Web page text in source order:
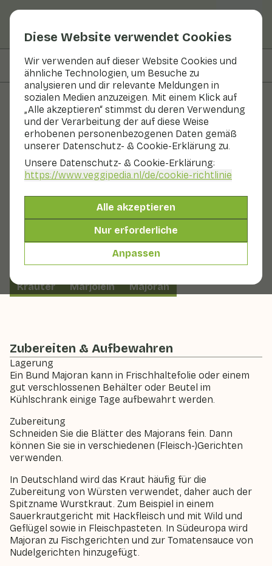
Diese Website verwendet Cookies
Wir verwenden auf dieser Website Cookies und
ähnliche Technologien, um Besuche zu
analysieren und dir relevante Meldungen in
sozialen Medien anzuzeigen. Mit einem Klick auf
„Alle akzeptieren“ stimmst du deren Verwendung
und der Verarbeitung der auf diese Weise
erhobenen personenbezogenen Daten gemäß
unserer Datenschutz- & Cookie-Erklärung zu.
Unsere Datenschutz- & Cookie-Erklärung:
https://www.veggipedia.nl/de/cookie-richtlinie
Alle akzeptieren
Nur erforderliche
Anpassen
Auf dieser Seite Informationen
Obst und Gemüse
Marjolein
Kräuter Kühlschrank
ist ein Kraut, das häufig für die Zubereitung von Wurst
verwendet wird. Deshalb wird es auch Wurstkraut
genannt. Er hat ein intensives Aroma, das an Oregano
erinnert, ist aber etwas süßer und milder im
Geschmack. Das Kraut ist traditionell Teil der
Kräutermischung der Provence.
Kräuter
Marjolein Majoran
Zubereiten & Aufbewahren
Lagerung
Ein Bund Majoran kann in Frischhaltefolie oder einem
gut verschlossenen Behälter oder Beutel im
Kühlschrank einige Tage aufbewahrt werden.
Zubereitung
Schneiden Sie die Blätter des Majorans fein. Dann
können Sie sie in verschiedenen (Fleisch-)Gerichten
verwenden.
In Deutschland wird das Kraut häufig für die
Zubereitung von Würsten verwendet, daher auch der
Spitzname Wurstkraut. Zum Beispiel in einem
Sauerkrautgericht mit Hackfleisch und mit Wild und
Geflügel sowie in Fleischpasteten. In Südeuropa wird
Majoran zu Fischgerichten und zur Tomatensauce von
Nudelgerichten hinzugefügt.